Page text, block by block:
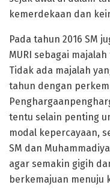
kemerdekaan dan
Pada tahun 2016 SM
MURI sebagai
Tidak ada majalah
tahun dengan
tentu selain penting
modal kepercayaan,
SM dan
agar semakin gigih
berkemajuan menuju